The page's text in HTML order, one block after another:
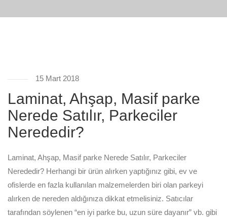
15 Mart 2018
Laminat, Ahşap, Masif parke
Nerede Satılır, Parkeciler
Nerededir?
Laminat, Ahşap, Masif parke Nerede Satılır, Parkeciler
Nerededir? Herhangi bir ürün alırken yaptığınız gibi, ev ve
ofislerde en fazla kullanılan malzemelerden biri olan parkeyi
alırken de nereden aldığınıza dikkat etmelisiniz. Satıcılar
tarafından söylenen “en iyi parke bu, uzun süre dayanır” vb. gibi